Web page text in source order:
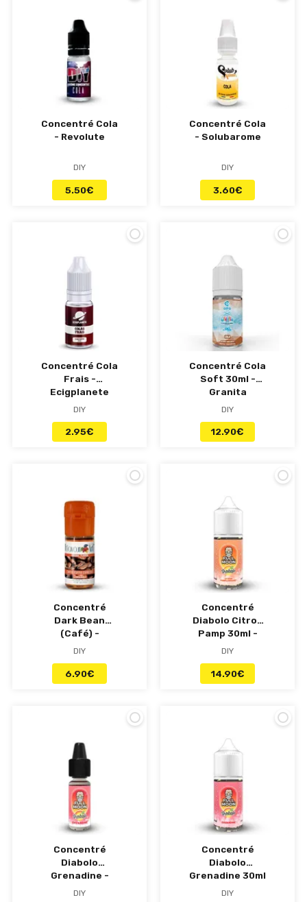
Concentré Cola
- Revolute
DIY
5.50€
Concentré Cola
- Solubarome
DIY
3.60€
Concentré Cola
Frais -
Ecigplanete
DIY
2.95€
Concentré Cola
Soft 30ml -
Granita
DIY
12.90€
Concentré
Dark Bean
(Café) -
Flavour Art
DIY
6.90€
Concentré
Diabolo Citron
Pamp 30ml -
Full Moon
DIY
14.90€
Concentré
Diabolo
Grenadine -
Full Moon
DIY
Concentré
Diabolo
Grenadine 30ml
- Full Moon
DIY